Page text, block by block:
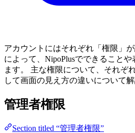
アカウントにはそれぞれ「権限」
によって、NipoPlusでできること
ます。 主な権限について、それぞ
して画面の見え方の違いについて解
管理者権限
Section titled “管理者権限”